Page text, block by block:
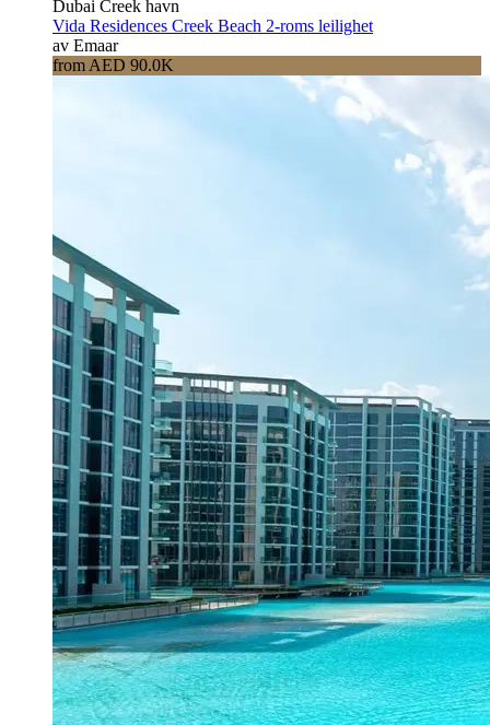
Dubai Creek havn
Vida Residences Creek Beach 2-roms leilighet
av Emaar
from AED 90.0K